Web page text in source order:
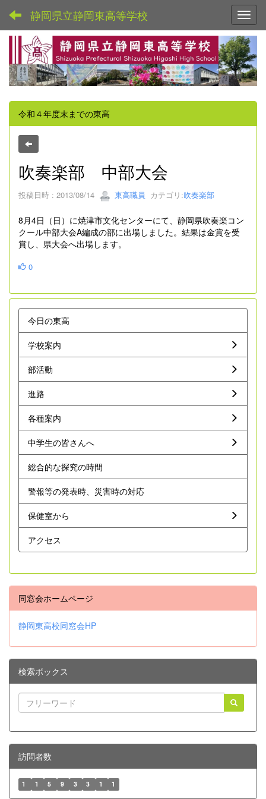
静岡県立静岡東高等学校
令和４年度末までの東高
吹奏楽部 中部大会
投稿日時 : 2013/08/14 東高職員 カテゴリ:吹奏楽部
8月4日（日）に焼津市文化センターにて、静岡県吹奏楽コン
クール中部大会A編成の部に出場しました。結果は金賞を受
賞し、県大会へ出場します。
0
今日の東高
学校案内
部活動
進路
各種案内
中学生の皆さんへ
総合的な探究の時間
警報等の発表時、災害時の対応
保健室から
アクセス
同窓会ホームページ
静岡東高校同窓会HP
検索ボックス
訪問者数
1 1 5 9 3 3 1 1